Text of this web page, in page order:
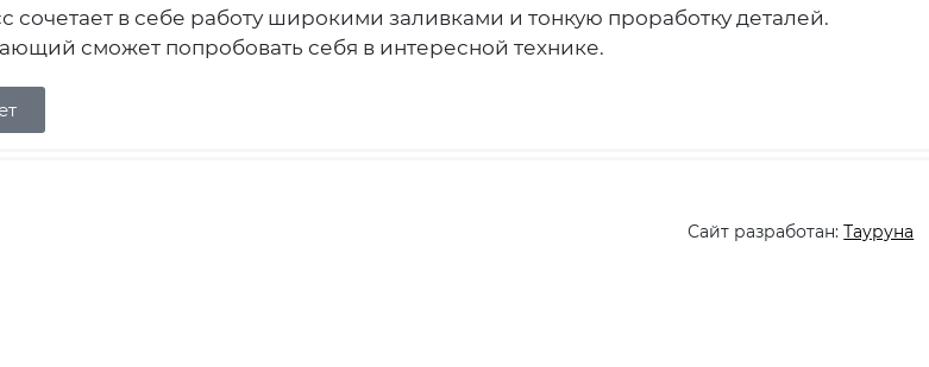
сочетает в себе работу широкими заливками и тонкую проработку деталей.
сможет попробовать себя в интересной технике.
Сайт разработан:Тауруна